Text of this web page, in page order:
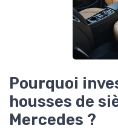
Pourquoi
housses de
Mercedes ?